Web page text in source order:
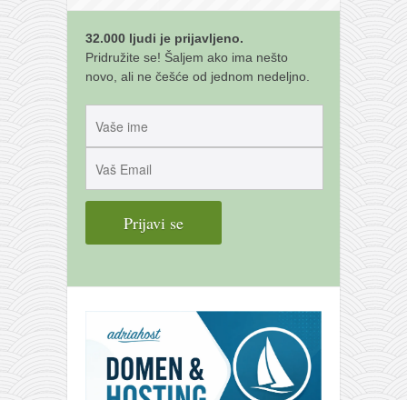
32.000 ljudi je prijavljeno.
Pridružite se! Šaljem ako ima nešto
novo, ali ne češće od jednom nedeljno.